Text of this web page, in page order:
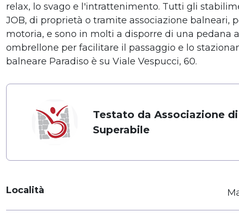
relax, lo svago e l'intrattenimento. Tutti gli
JOB, di proprietà o tramite associazione balneari,
motoria, e sono in molti a disporre di una pedana
ombrellone per facilitare il passaggio e lo
balneare Paradiso è su Viale Vespucci, 60.
Testato da Associazione
Superabile
Località